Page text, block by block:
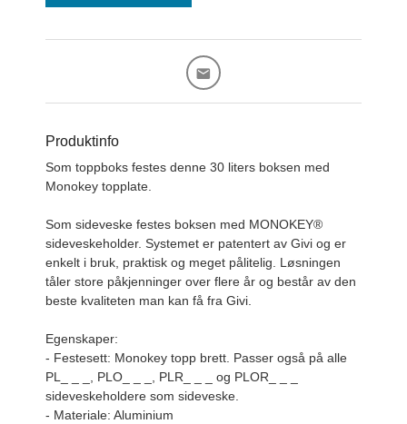
Produktinfo
Som toppboks festes denne 30 liters boksen med
Monokey topplate.
Som sideveske festes boksen med MONOKEY®
sideveskeholder. Systemet er patentert av Givi og er
enkelt i bruk, praktisk og meget pålitelig. Løsningen
tåler store påkjenninger over flere år og består av den
beste kvaliteten man kan få fra Givi.
Egenskaper:
- Festesett: Monokey topp brett. Passer også på alle
PL_ _ _, PLO_ _ _, PLR_ _ _ og PLOR_ _ _
sideveskeholdere som sideveske.
- Materiale: Aluminium